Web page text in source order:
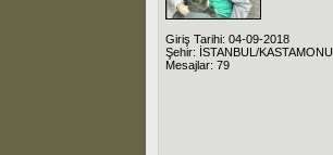
Giriş Tarihi: 04-09-2018
Şehir: İSTANBUL/KASTAMONU
Mesajlar: 79